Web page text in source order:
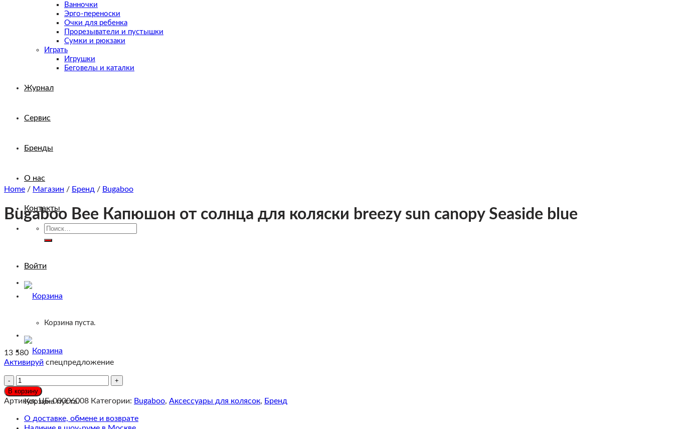
Ванночки
Эрго-переноски
Очки для ребенка
Прорезыватели и пустышки
Сумки и рюкзаки
Играть
Игрушки
Беговелы и каталки
Журнал
Сервис
Бренды
О нас
Контакты
Искать:
Войти
Корзина пуста.
Корзина пуста.
Home / Магазин / Бренд / Bugaboo
Bugaboo Bee Капюшон от солнца для коляски breezy sun canopy Seaside blue
13 580
Активируй спецпредложение
Количество
Bugaboo
Bee
Капюшон
от
солнца
В корзину
Артикул:ЦБ-00006008 Категории: Bugaboo, Аксессуары для колясок, Бренд
О доставке, обмене и возврате